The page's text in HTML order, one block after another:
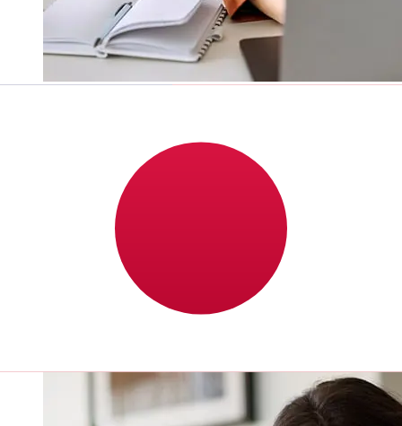
USD para JPY transferencia?
Los tiempos de entrega para transferencias
internacionales con Produbanco de Estados Unidos a
Japón varían según el método de pago y el momento de
la transacción. Normalmente, las transferencias
bancarias internacionales tardan entre 1 y 5 días
laborables. Factores como los festivos bancarios y los
controles de seguridad también pueden afectar la
entrega. Comprueba los tiempos límite de Banco de la